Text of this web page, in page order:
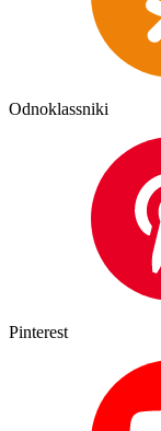
Odnoklassniki
Pinterest